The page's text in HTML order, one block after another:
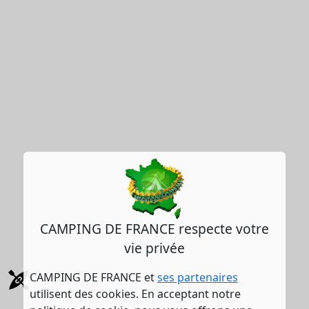
CAMPING DE FRANCE respecte votre
vie privée
CAMPING DE FRANCE etses partenaires
utilisent des cookies. En acceptant notre
Canoë